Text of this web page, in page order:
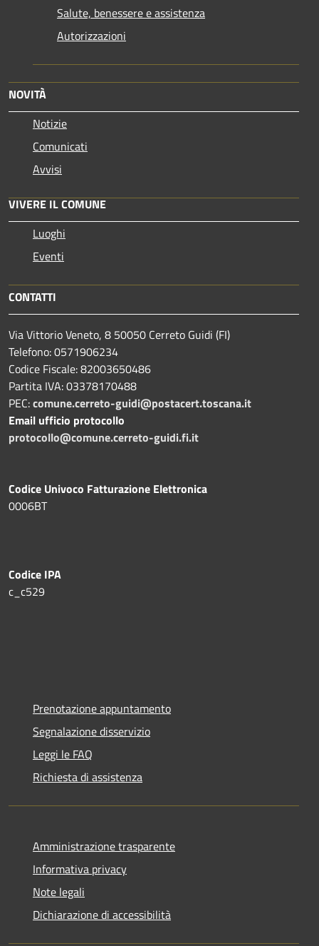
Salute, benessere e assistenza
Autorizzazioni
NOVITÀ
Notizie
Comunicati
Avvisi
VIVERE IL COMUNE
Luoghi
Eventi
CONTATTI
Via Vittorio Veneto, 8 50050 Cerreto Guidi (FI)
Telefono: 0571906234
Codice Fiscale: 82003650486
Partita IVA: 03378170488
PEC:comune.cerreto-guidi@postacert.toscana.it
Email ufficio protocollo
protocollo@comune.cerreto-guidi.fi.it
Codice Univoco Fatturazione Elettronica
0006BT
Codice IPA
c_c529
Prenotazione appuntamento
Segnalazione disservizio
Leggi le FAQ
Richiesta di assistenza
Amministrazione trasparente
Informativa privacy
Note legali
Dichiarazione di accessibilità